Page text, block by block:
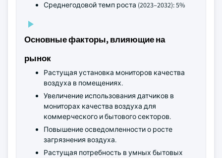
Среднегодовой темп роста (2023–2032): 5%
Основные факторы, влияющие на
рынок
Растущая установка мониторов качества
воздуха в помещениях.
Увеличение использования датчиков в
мониторах качества воздуха для
коммерческого и бытового секторов.
Повышение осведомленности о росте
загрязнения воздуха.
Растущая потребность в умных бытовых